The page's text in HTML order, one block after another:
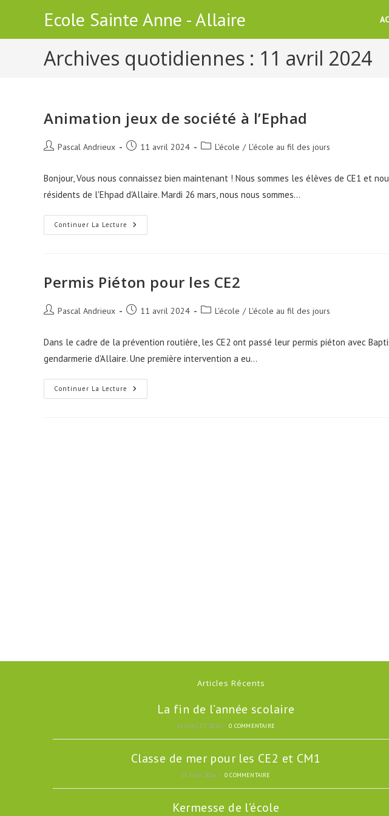
content
Ecole Sainte Anne - Allaire
Archives quotidiennes : 11 avril 2024
Animation jeux de société à l’Ephad
Auteur/autrice
publication :
Pascal Andrieux
Publication
11 avril 2024
PostL'école / L'école au fil des jours
Bonjour, Vous nous connaissez bien maintenant ! Nous sommes les élèves de CE1 et
résidents de l'Ehpad d'Allaire. Mardi 26 mars, nous nous sommes…
Continuer La Lecture Animation
Jeux
Permis Piéton pour les CE2
Auteur/autrice
publication :
Pascal Andrieux
Publication
11 avril 2024
PostL'école / L'école au fil des jours
Dans le cadre de la prévention routière, les CE2 ont passé leur permis piéton avec
gendarmerie d’Allaire. Une première intervention a eu…
Continuer La Lecture Permis
Piéton
Articles Récents
La fin de l’année scolaire
16 JUILLET 2026 / 0 COMMENTAIRE
Classe de mer pour les CE2 et CM1
23 JUIN 2026 / 0 COMMENTAIRE
Kermesse de l’école